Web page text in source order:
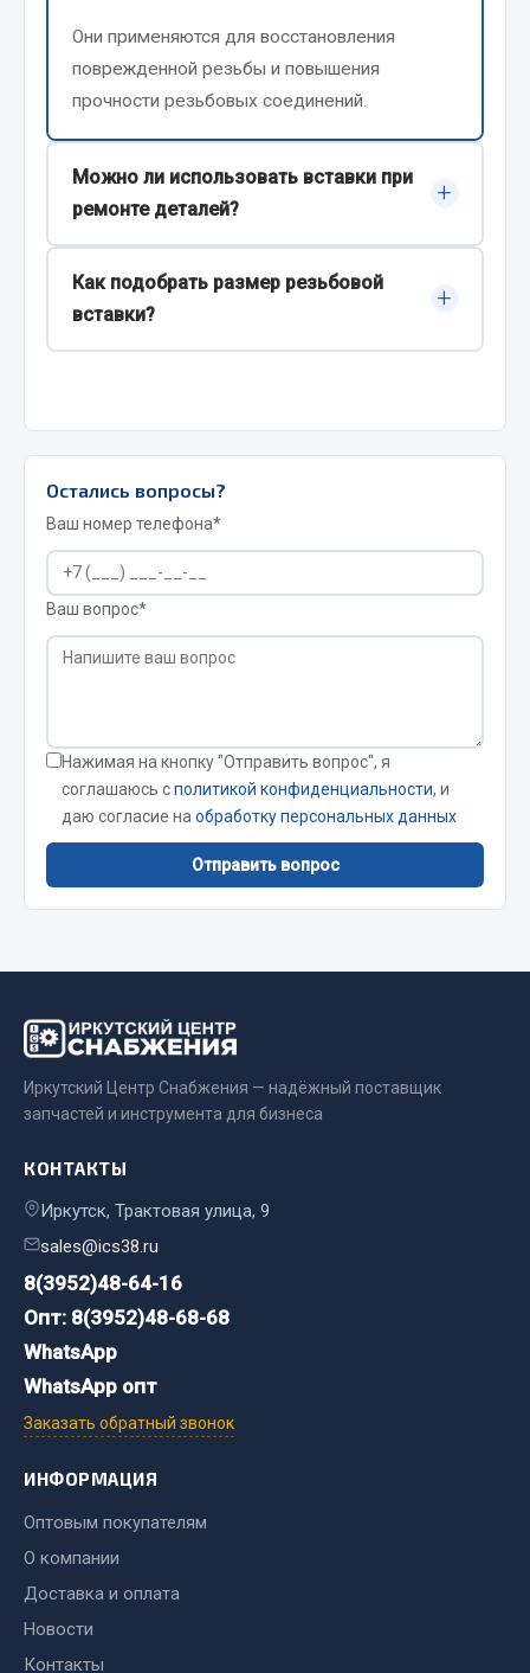
Автоторг
Дифа
Цитрон
Фильтры DONALDSON
Всё для сварки
Маски, краги сварщика
Сварочное оборудование
Сварочные материалы
CUMMINS HAFFEN
Весь раздел
Стяжки, тросы, канаты
Стяжки
Тросы
Весь раздел
Автохимия
Abro
Agat auto
Aвтосил
Chevron
Cosmo
Они применяются для восстановления
поврежденной резьбы и повышения
прочности резьбовых соединений.
Можно ли использовать вставки при
ремонте деталей?
+
применений резьбовых вставок.
Как подобрать размер резьбовой
вставки?
+
создаваемой резьбы.
Остались вопросы?
Ваш номер телефона*
Ваш вопрос*
Нажимая на кнопку "Отправить вопрос", я
соглашаюсь сполитикой конфиденциальности, и
даю согласие на обработку персональных данных
Отправить вопрос
Иркутский Центр Снабжения — надёжный поставщик
запчастей и инструмента для бизнеса
КОНТАКТЫ
Иркутск, Трактовая улица, 9
sales@ics38.ru
8(3952)48-64-16
Опт: 8(3952)48-68-68
WhatsApp
WhatsApp опт
Заказать обратный звонок
ИНФОРМАЦИЯ
Оптовым покупателям
О компании
Доставка и оплата
Новости
Контакты